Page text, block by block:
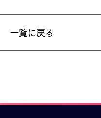
一覧に戻る